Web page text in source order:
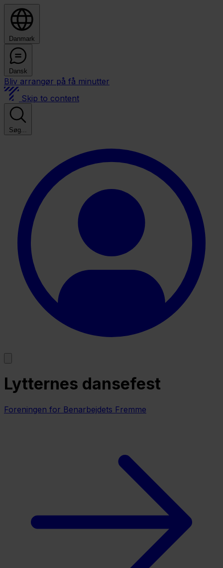
Danmark
Dansk
Bliv arrangør på få minutter
Skip to content
Søg...
Lytternes dansefest
Foreningen for Benarbejdets Fremme